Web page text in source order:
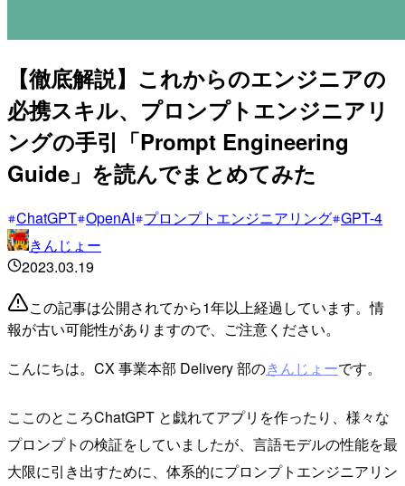
【徹底解説】これからのエンジニアの
必携スキル、プロンプトエンジニアリ
ングの手引「Prompt Engineering
Guide」を読んでまとめてみた
ChatGPT OpenAI プロンプトエンジニアリング GPT-4
きんじょー
2023.03.19
この記事は公開されてから1年以上経過しています。情
報が古い可能性がありますので、ご注意ください。
こんにちは。CX 事業本部 Delivery 部のきんじょーです。
ここのところChatGPT と戯れてアプリを作ったり、様々な
プロンプトの検証をしていましたが、言語モデルの性能を最
大限に引き出すために、体系的にプロンプトエンジニアリン